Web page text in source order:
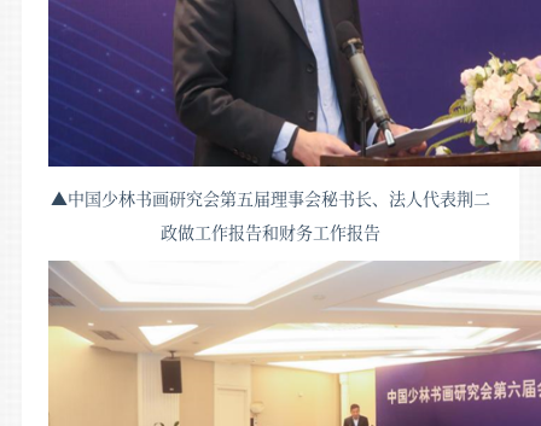
▲中国少林书画研究会第五届理事会秘书长、法人代表荆二
政做工作报告和财务工作报告